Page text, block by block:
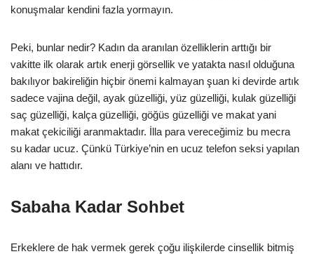
konuşmalar kendini fazla yormayın.
Peki, bunlar nedir? Kadın da aranılan özelliklerin arttığı bir
vakitte ilk olarak artık enerji görsellik ve yatakta nasıl olduğuna
bakılıyor bakireliğin hiçbir önemi kalmayan şuan ki devirde artık
sadece vajina değil, ayak güzelliği, yüz güzelliği, kulak güzelliği
saç güzelliği, kalça güzelliği, göğüs güzelliği ve makat yani
makat çekiciliği aranmaktadır. İlla para vereceğimiz bu mecra
su kadar ucuz. Çünkü Türkiye’nin en ucuz telefon seksi yapılan
alanı ve hattıdır.
Sabaha Kadar Sohbet
Erkeklere de hak vermek gerek çoğu ilişkilerde cinsellik bitmiş